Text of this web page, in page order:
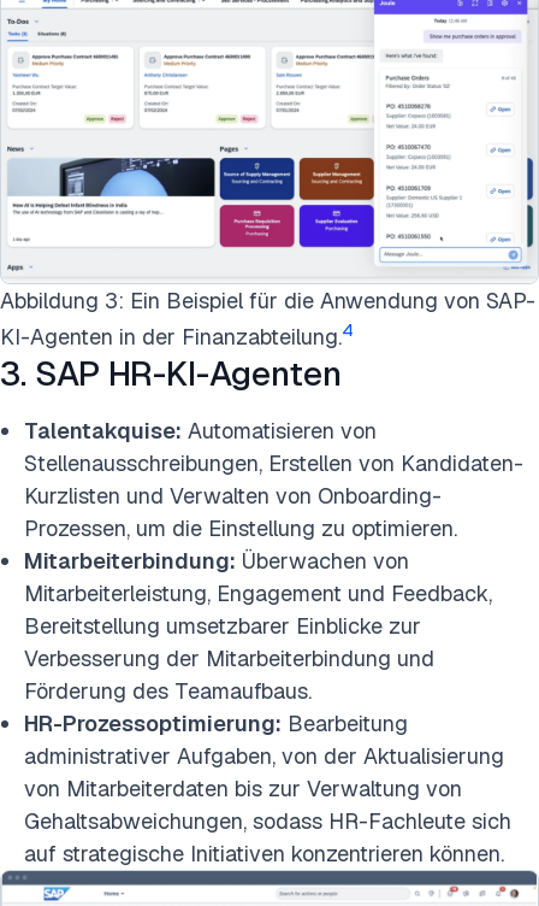
Abbildung 3: Ein Beispiel für die Anwendung von SAP-
KI-Agenten in der Finanzabteilung.4
3. SAP HR-KI-Agenten
Talentakquise: Automatisieren von
Stellenausschreibungen, Erstellen von Kandidaten-
Kurzlisten und Verwalten von Onboarding-
Prozessen, um die Einstellung zu optimieren.
Mitarbeiterbindung: Überwachen von
Mitarbeiterleistung, Engagement und Feedback,
Bereitstellung umsetzbarer Einblicke zur
Verbesserung der Mitarbeiterbindung und
Förderung des Teamaufbaus.
HR-Prozessoptimierung: Bearbeitung
administrativer Aufgaben, von der Aktualisierung
von Mitarbeiterdaten bis zur Verwaltung von
Gehaltsabweichungen, sodass HR-Fachleute sich
auf strategische Initiativen konzentrieren können.